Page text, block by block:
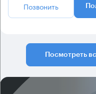
Позвонить
Посмотреть